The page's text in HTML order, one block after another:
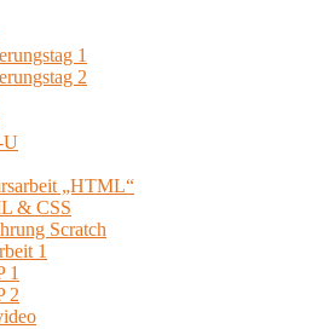
1
2
U
„HTML“
& CSS
Scratch
1
1
2